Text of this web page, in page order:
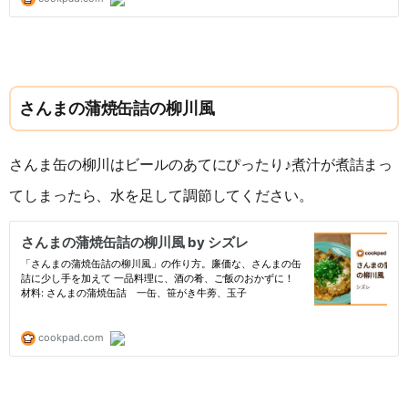
さんまの蒲焼缶詰の柳川風
さんま缶の柳川はビールのあてにぴったり♪煮汁が煮詰まっ
てしまったら、水を足して調節してください。